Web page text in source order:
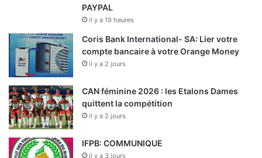
il y a 19 heures
Coris Bank International- SA: Lier votre
compte bancaire à votre Orange Money
il y a 2 jours
quittent la compétition
il y a 2 jours
il y a 3 jours